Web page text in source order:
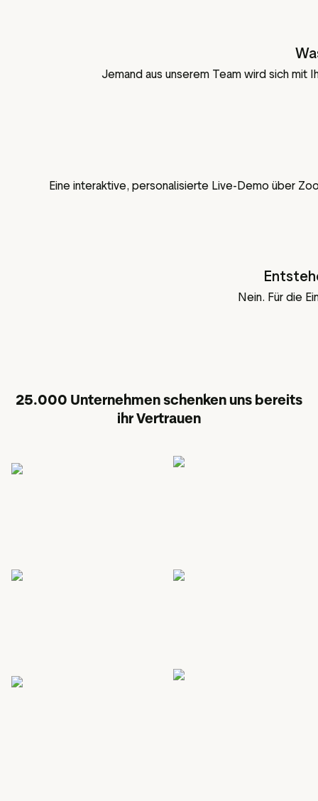
Jemand aus unserem Team wird sich mit
Eine interaktive, personalisierte Live-Demo über
Nein. Für die
25.000 Unternehmen schenken uns bereits
ihr Vertrauen